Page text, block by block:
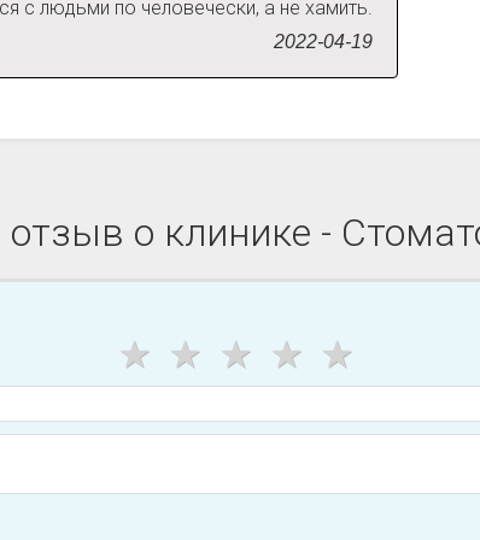
с людьми по человечески, а не хамить.
2022-04-19
о клинике -